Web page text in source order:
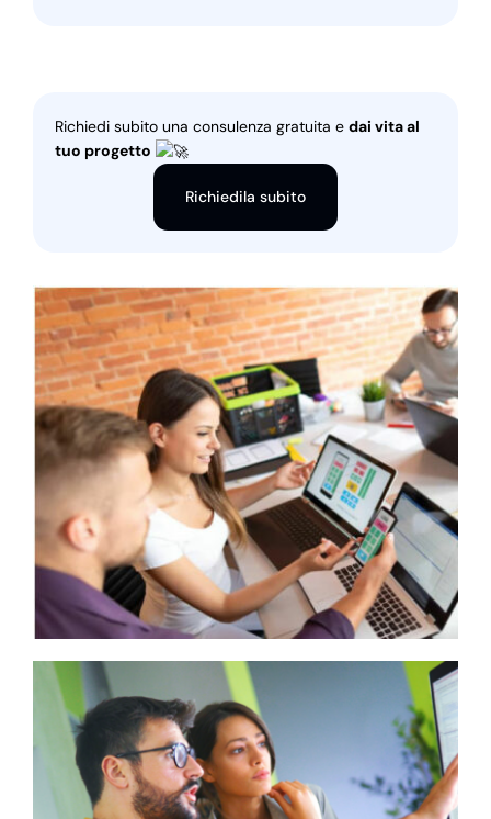
Richiedi subito una consulenza gratuita e dai vita al
tuo progetto
Richiedila subito